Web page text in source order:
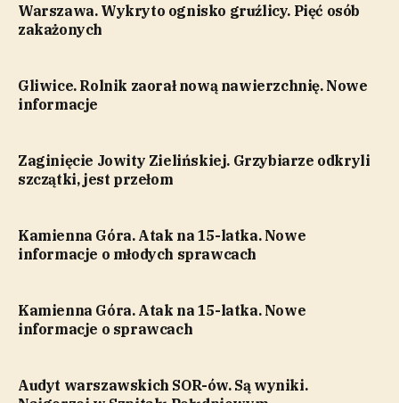
Warszawa. Wykryto ognisko gruźlicy. Pięć osób
zakażonych
Gliwice. Rolnik zaorał nową nawierzchnię. Nowe
informacje
Zaginięcie Jowity Zielińskiej. Grzybiarze odkryli
szczątki, jest przełom
Kamienna Góra. Atak na 15-latka. Nowe
informacje o młodych sprawcach
Kamienna Góra. Atak na 15-latka. Nowe
informacje o sprawcach
Audyt warszawskich SOR-ów. Są wyniki.